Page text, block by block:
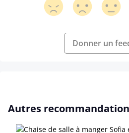
Donner un
Ignorer la galerie de produits
Autres